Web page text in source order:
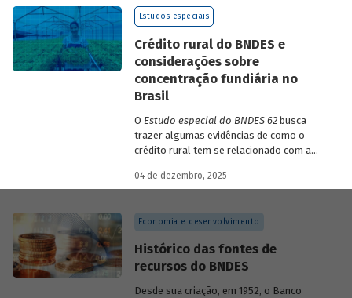
BNDESdivulgados ao longo de 2025.
Estudos especiais
Crédito rural do BNDES e
considerações sobre
concentração fundiária no
Brasil
O Estudo especial do BNDES 62busca
trazer algumas evidências de como o
crédito rural tem se relacionado com a
papel desempenhado pelo BNDES.
04 de dezembro, 2025
Economia e desenvolvimento
Histórico das fontes de
recursos do BNDES
Desde sua criação, em 1952, o Banco